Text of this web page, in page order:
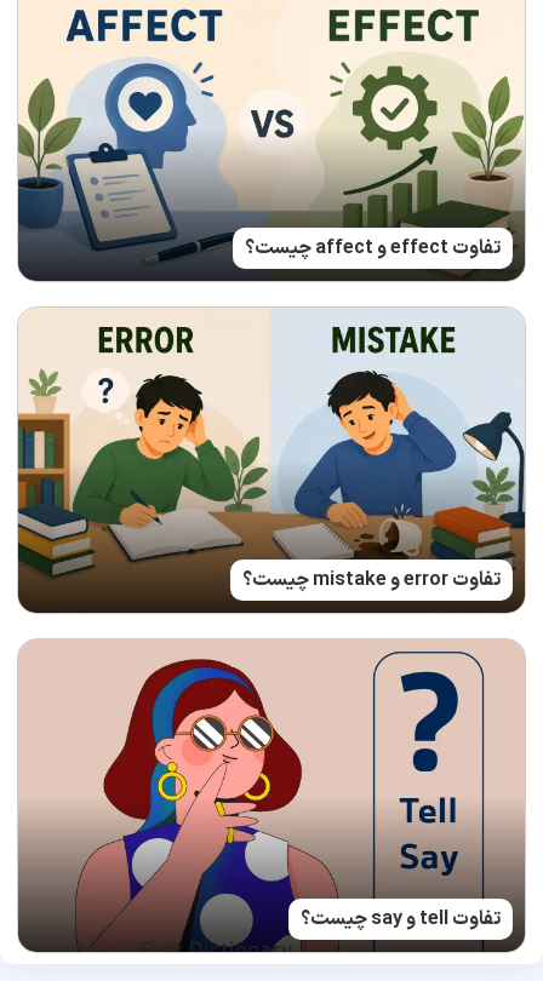
تفاوت effect و affect چیست؟
تفاوت error و mistake چیست؟
تفاوت tell و say چیست؟